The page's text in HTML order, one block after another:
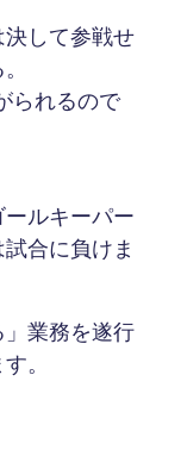
して参戦せ
られるので
ルキーパー
合に負けま
業務を遂行
。